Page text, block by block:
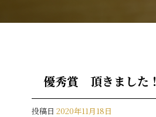
優秀賞 頂きました！
投稿日 2020年11月18日